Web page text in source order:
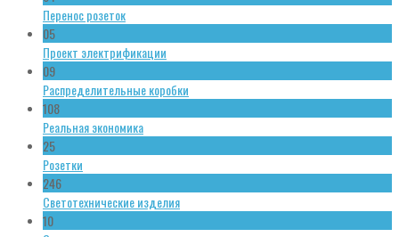
Перенос розеток
05
Проект электрификации
09
Распределительные коробки
108
Реальная экономика
25
Розетки
246
Светотехнические изделия
10